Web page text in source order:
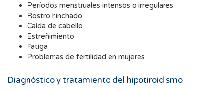
Períodos menstruales intensos o irregulares
Rostro hinchado
Caída de cabello
Estreñimiento
Fatiga
Problemas de fertilidad en mujeres
Diagnóstico y tratamiento del hipotiroidismo